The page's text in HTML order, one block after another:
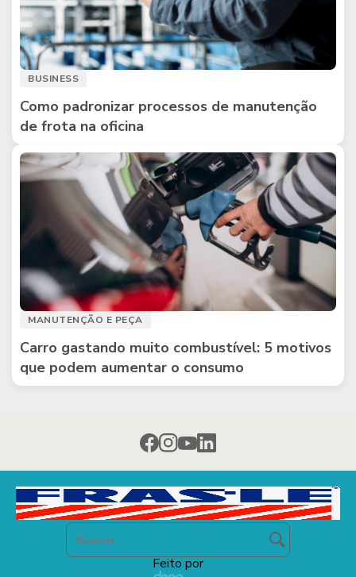
BUSINESS
Como padronizar processos de manutenção
de frota na oficina
MANUTENÇÃO E PEÇA
Carro gastando muito combustível: 5 motivos
que podem aumentar o consumo
Feito por